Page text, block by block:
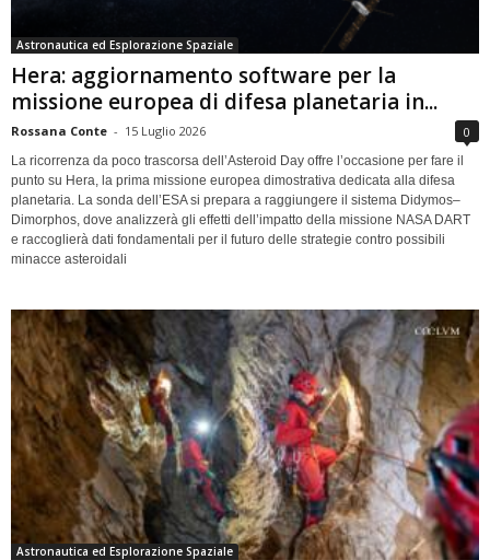
Astronautica ed Esplorazione Spaziale
Hera: aggiornamento software per la
missione europea di difesa planetaria in...
Rossana Conte - 15 Luglio 2026 0
La ricorrenza da poco trascorsa dell’Asteroid Day offre l’occasione per fare il
punto su Hera, la prima missione europea dimostrativa dedicata alla difesa
planetaria. La sonda dell’ESA si prepara a raggiungere il sistema Didymos–
Dimorphos, dove analizzerà gli effetti dell’impatto della missione NASA DART
e raccoglierà dati fondamentali per il futuro delle strategie contro possibili
minacce asteroidali
Astronautica ed Esplorazione Spaziale